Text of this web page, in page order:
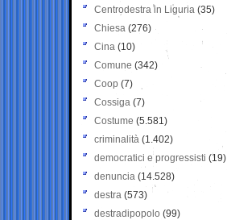
Centrodestra in Liguria (35)
Chiesa (276)
Cina (10)
Comune (342)
Coop (7)
Cossiga (7)
Costume (5.581)
criminalità (1.402)
democratici e progressisti (19)
denuncia (14.528)
destra (573)
destradipopolo (99)